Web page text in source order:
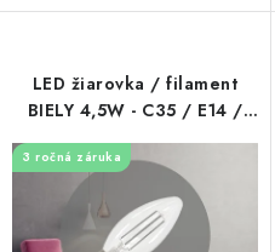
LED žiarovka / filament
BIELY 4,5W - C35 / E14 /
4000K - ZWF206
3 ročná záruka